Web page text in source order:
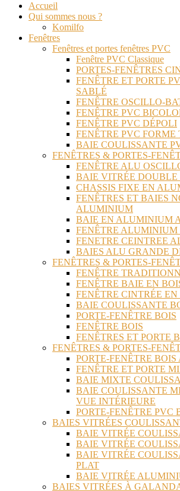
Accueil
Qui sommes nous ?
Komilfo
Fenêtres
Fenêtres et portes fenêtres PVC
Fenêtre PVC Classique
PORTES-FENÊTRES
FENÊTRE ET PORTE
SABLÉ
FENÊTRE OSCILLO-
FENÊTRE PVC
FENÊTRE PVC DÉPOLI
FENÊTRE PVC
BAIE COULISSANTE
FENÊTRES & PORTES-
FENÊTRE ALU
BAIE VITRÉE
CHASSIS FIXE EN
FENÊTRES ET BAIES
ALUMINIUM
BAIE EN ALUMINIUM
FENÊTRE ALUMINIUM
FENETRE CEINTREE
BAIES ALU GRANDE
FENÊTRES & PORTES-
FENÊTRE
FENÊTRE BAIE EN
FENÊTRE CINTRÉE EN
BAIE COULISSANTE
PORTE-FENÊTRE BOIS
FENÊTRE BOIS
FENÊTRES ET PORTE
FENÊTRES & PORTES-
PORTE-FENÊTRE
FENÊTRE ET PORTE
BAIE MIXTE
BAIE COULISSANTE
VUE INTÉRIEURE
PORTE-FENÊTRE PVC
BAIES VITRÉES
BAIE VITRÉE
BAIE VITRÉE
BAIE VITRÉE
PLAT
BAIE VITRÉE
BAIES VITRÉES À